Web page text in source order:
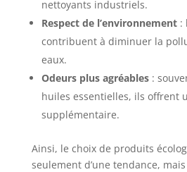
nettoyants industriels.
Respect de l’environnement:
contribuent à diminuer la
eaux.
Odeurs plus agréables:
huiles essentielles, ils offrent
supplémentaire.
Ainsi, le choix de produits
seulement d’une tendance,